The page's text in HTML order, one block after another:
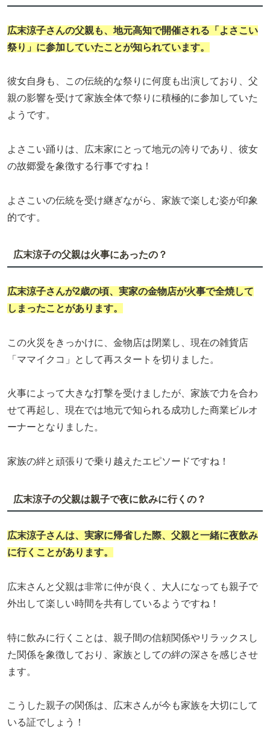
広末涼子さんの父親も、地元高知で開催される「よさこい
祭り」に参加していたことが知られています。
彼女自身も、この伝統的な祭りに何度も出演しており、父
親の影響を受けて家族全体で祭りに積極的に参加していた
ようです。
よさこい踊りは、広末家にとって地元の誇りであり、彼女
の故郷愛を象徴する行事ですね！
よさこいの伝統を受け継ぎながら、家族で楽しむ姿が印象
的です。
広末涼子の父親は火事にあったの？
広末涼子さんが2歳の頃、実家の金物店が火事で全焼して
しまったことがあります。
この火災をきっかけに、金物店は閉業し、現在の雑貨店
「ママイクコ」として再スタートを切りました。
火事によって大きな打撃を受けましたが、家族で力を合わ
せて再起し、現在では地元で知られる成功した商業ビルオ
ーナーとなりました。
家族の絆と頑張りで乗り越えたエピソードですね！
広末涼子の父親は親子で夜に飲みに行くの？
広末涼子さんは、実家に帰省した際、父親と一緒に夜飲み
に行くことがあります。
広末さんと父親は非常に仲が良く、大人になっても親子で
外出して楽しい時間を共有しているようですね！
特に飲みに行くことは、親子間の信頼関係やリラックスし
た関係を象徴しており、家族としての絆の深さを感じさせ
ます。
こうした親子の関係は、広末さんが今も家族を大切にして
いる証でしょう！